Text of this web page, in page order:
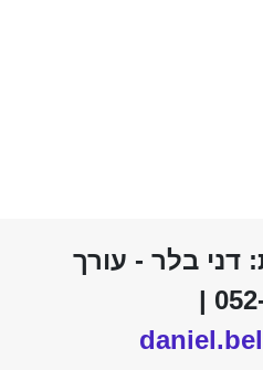
דני בלר - עורך
אחראי 052-2394026 |